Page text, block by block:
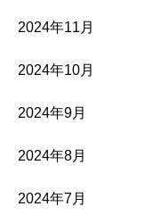
2024年11月
2024年10月
2024年9月
2024年8月
2024年7月